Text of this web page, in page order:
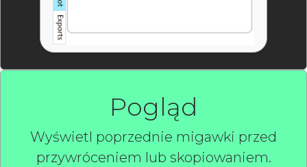
Pogląd
Wyświetl poprzednie migawki przed
przywróceniem lub skopiowaniem.